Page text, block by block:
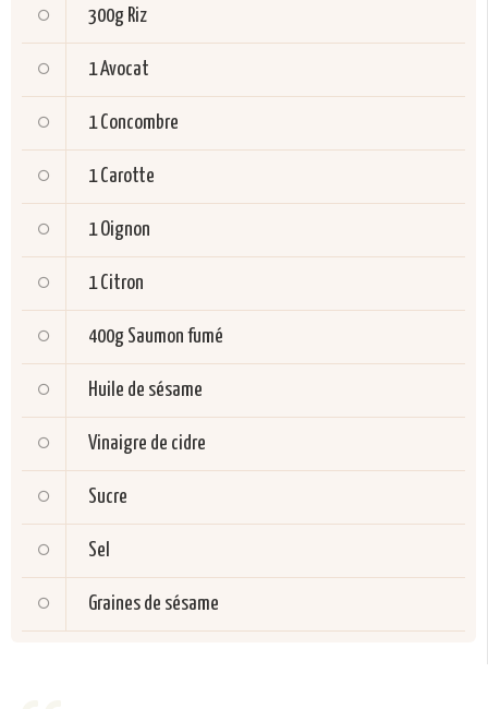
300g Riz
1Avocat
1 Concombre
1 Carotte
1 Oignon
1 Citron
400g Saumon fumé
Huile de sésame
Vinaigre de cidre
Sucre
Sel
Graines de sésame